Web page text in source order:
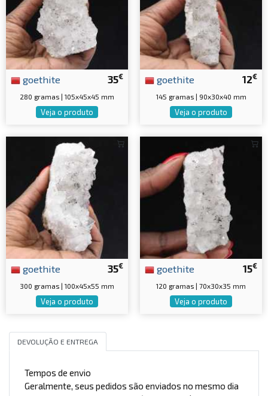
35€
goethite
280 gramas | 105x45x45 mm
Veja o produto
12€
goethite
145 gramas | 90x30x40 mm
Veja o produto
35€
goethite
300 gramas | 100x45x55 mm
Veja o produto
15€
goethite
120 gramas | 70x30x35 mm
Veja o produto
DEVOLUÇÃO E ENTREGA
Tempos de envio
Geralmente, seus pedidos são enviados no mesmo dia